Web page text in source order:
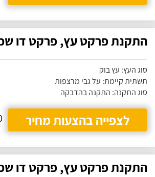
התקנת פרקט עץ, פרקט דו
סוג העץ: עץ בוק
תשתית קיימת: על גבי מרצפות
סוג התקנה: התקנה בהדבקה
לצפייה בהצעות מחיר
0
התקנת פרקט עץ, פרקט דו